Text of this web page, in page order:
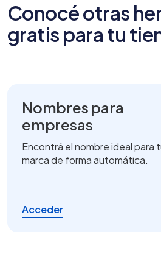
Conocé otras
gratis para tu
Nombres para
empresas
Encontrá el nombre ideal para
marca de forma automática.
Acceder